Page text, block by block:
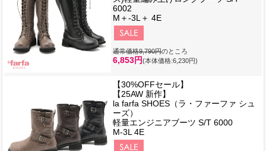
6002
M＋-3L＋ 4E
通常価格9,790円のところ
6,853円(本体価格:6,230円)
【30%OFFセール】
【25AW 新作】
la farfa SHOES（ラ・ファーファ シュ
ーズ）
軽量エンジニアブーツ S/T 6000
M-3L 4E